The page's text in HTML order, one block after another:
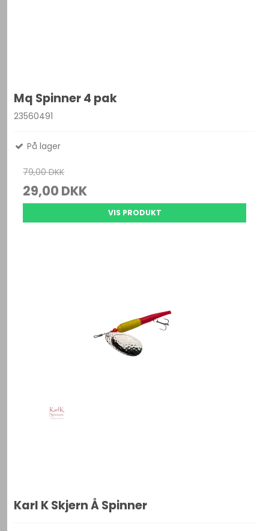
Mq Spinner 4 pak
23560491
På lager
79,00 DKK
29,00 DKK
VIS PRODUKT
Karl K Skjern Å Spinner